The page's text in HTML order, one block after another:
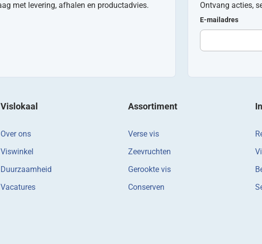
met levering, afhalen en productadvies. Ontvang acties,
E-mailadres
Vislokaal
Over ons
Viswinkel
Duurzaamheid
Vacatures
Assortiment
Verse vis
Zeevruchten
Gerookte vis
Conserven